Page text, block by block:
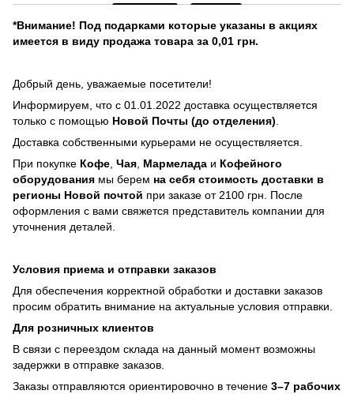
*Внимание! Под подарками которые указаны в акциях
имеется в виду продажа товара за 0,01 грн.
Добрый день, уважаемые посетители!
Информируем, что с 01.01.2022 доставка осуществляется
только с помощью Новой Почты (до отделения)
Доставка собственными курьерами не осуществляется.
При покупке Кофе Чая Мармелада и Кофейного
оборудования мы берем на себя стоимость доставки в
регионы Новой почтой при заказе от 2100 грн. После
оформления с вами свяжется представитель компании для
уточнения деталей.
Условия приема и отправки заказов
Для обеспечения корректной обработки и доставки заказов
просим обратить внимание на актуальные условия отправки.
Для розничных клиентов
В связи с переездом склада на данный момент возможны
задержки в отправке заказов.
Заказы отправляются ориентировочно в течение 3–7 рабочих